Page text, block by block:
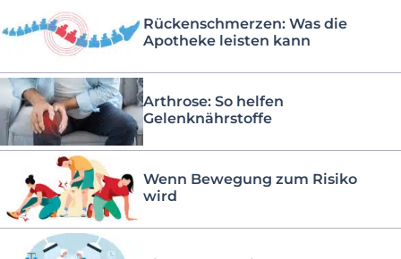
Rückenschmerzen: Was die
Apotheke leisten kann
Arthrose: So helfen
Gelenknährstoffe
Wenn Bewegung zum Risiko
wird